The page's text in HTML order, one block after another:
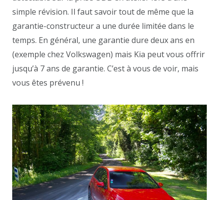
simple révision. Il faut savoir tout de même que la
garantie-constructeur a une durée limitée dans le
temps. En général, une garantie dure deux ans en
(exemple chez Volkswagen) mais Kia peut vous offrir
jusqu’à 7 ans de garantie. C’est à vous de voir, mais
vous êtes prévenu !